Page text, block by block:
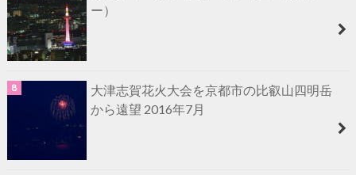
ー）
大津志賀花火大会を京都市の比叡山四明岳
から遠望 2016年7月